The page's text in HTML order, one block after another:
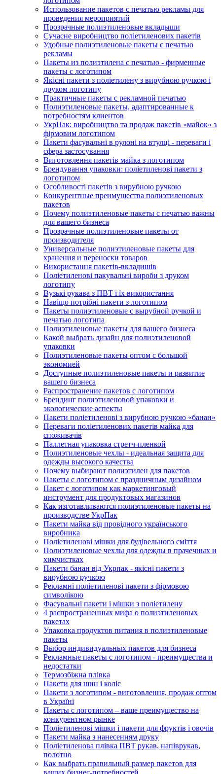
Использование пакетов с печатью рекламы для
проведения мероприятий
Прозрачные полиэтиленовые вкладыши
Сучасне виробництво поліетиленових пакетів
Удобные полиэтиленовые пакеты с печатью
рекламы
Пакеты из полиэтилена с печатью - фирменные
пакеты с логотипом
Якісні пакети з поліетилену з вирубною ручкою і
друком логотипу
Практичные пакеты с рекламной печатью
Полиэтиленовые пакеты, адаптированные к
потребностям клиентов
УкрПак: виробництво та продаж пакетів «майок» з
фірмовим логотипом
Пакети фасувальні в рулоні на втулці - переваги і
сфера застосування
Виготовлення пакетів майка з логотипом
Брендування упаковки: поліетиленові пакети з
логотипом
Особливості пакетів з вирубною ручкою
Конкурентные преимущества полиэтиленовых
пакетов
Почему полиэтиленовые пакеты с печатью важны
для вашего бизнеса
Прозрачные полиэтиленовые пакеты от
производителя
Универсальные полиэтиленовые пакеты для
хранения и переноски товаров
Використання пакетів-вкладишів
Поліетиленові пакувальні вироби з друком
логотипу
Вузькі рукава з ПВТ і їх використання
Навіщо потрібні пакети з логотипом
Пакеты полиэтиленовые с вырубной ручкой и
печатью логотипа
Полиэтиленовые пакеты для вашего бизнеса
Какой выбрать дизайн для полиэтиленовой
упаковки
Полиэтиленовые пакеты оптом с большой
экономией
Доступные полиэтиленовые пакеты и развитие
вашего бизнеса
Распространение пакетов с логотипом
Брендинг полиэтиленовой упаковки и
экологические аспекты
Пакети поліетиленові з вирубною ручкою «банан»
Переваги поліетиленових пакетів майка для
споживачів
Паллетная упаковка стретч-пленкой
Полиэтиленовые чехлы - идеальная защита для
одежды высокого качества
Почему выбирают полиэтилен для пакетов
Пакеты с логотипом с праздничным дизайном
Пакет с логотипом как маркетинговый
инструмент для продуктовых магазинов
Как изготавливаются полиэтиленовые пакеты на
производстве УкрПак
Пакети майка від провідного українського
виробника
Поліетиленові мішки для будівельного сміття
Полиэтиленовые чехлы для одежды в прачечных и
химчистках
Пакети банан від Укрпак - якісні пакети з
вирубною ручкою
Рекламні поліетиленові пакети з фірмовою
символікою
Фасувальні пакети і мішки з поліетилену
4 распространенных мифа о полиэтиленовых
пакетах
Упаковка продуктов питания в полиэтиленовые
пакеты
Выбор индивидуальных пакетов для бизнеса
Рекламные пакеты с логотипом - преимущества и
недостатки
Термозбіжна плівка
Пакети для шин і коліс
Пакети з логотипом - виготовлення, продаж оптом
в Україні
Пакеты с логотипом – ваше преимущество на
конкурентном рынке
Поліетиленові мішки і пакети для фруктів і овочів
Пакети майка з нанесенням друку
Поліетиленова плівка ПВТ рукав, напіврукав,
полотно
Как выбрать правильный размер пакетов для
ваших бизнес-потребностей